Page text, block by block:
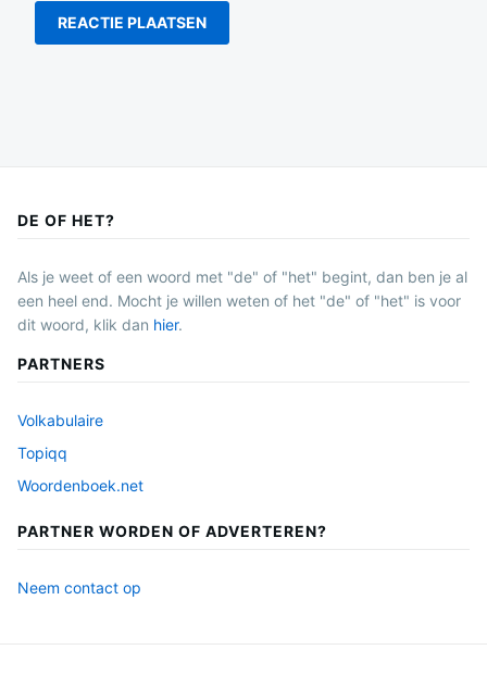
DE OF HET?
Als je weet of een woord met "de" of "het" begint, dan ben je al
een heel end. Mocht je willen weten of het "de" of "het" is voor
dit woord, klik dan hier.
PARTNERS
Volkabulaire
Topiqq
Woordenboek.net
PARTNER WORDEN OF ADVERTEREN?
Neem contact op